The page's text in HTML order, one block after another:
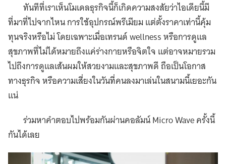
ทันทีที่เราเห็นโมเดลธุรกิจนี้ก็เกิดความสงสัยว่าไอเดียนี้มี
ที่มาที่ไปจากไหน การใช้อุปกรณ์พรีเมียม แต่ตั้งราคาเท่านี้คุ้ม
ทุนจริงหรือไม่ โดยเฉพาะเมื่อเทรนด์ wellness หรือการดูแล
สุขภาพที่ไม่ได้หมายถึงแค่ร่างกายหรือจิตใจ แต่อาจหมายรวม
ไปถึงการดูแลเส้นผมให้สวยงามและสุขภาพดี ถือเป็นโอกาส
ทางธุรกิจ หรือความเสี่ยงในวันที่คนลงมาเล่นในสนามนี้เยอะกัน
แน่
ร่วมหาคำตอบไปพร้อมกันผ่านคอลัมน์ Micro Wave ครั้งนี้
กันได้เลย